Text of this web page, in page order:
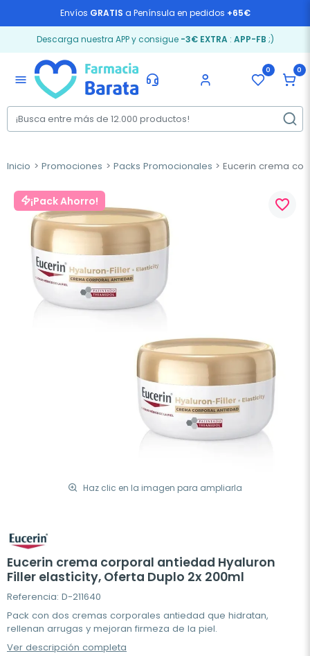
Envíos GRATIS a Península en pedidos +65€
Descarga nuestra APP y consigue -3€ EXTRA: APP-FB ;)
menu
0 0
Inicio Promociones Packs Promocionales Eucerin crema
¡Pack Ahorro!
Haz clic en la imagen para ampliarla
favorite_border
Eucerin crema corporal antiedad Hyaluron
Filler elasticity, Oferta Duplo 2x 200ml
Referencia: D-211640
Pack con dos cremas corporales antiedad que hidratan,
rellenan arrugas y mejoran firmeza de la piel.
Ver descripción completa